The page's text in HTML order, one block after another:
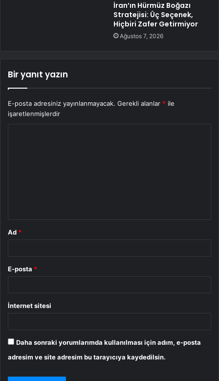
İran’ın Hürmüz Boğazı
Stratejisi: Üç Seçenek,
Hiçbiri Zafer Getirmiyor
Ağustos 7, 2026
Bir yanıt yazın
E-posta adresiniz yayınlanmayacak. Gerekli alanlar * ile
işaretlenmişlerdir
Ad *
E-posta *
İnternet sitesi
Daha sonraki yorumlarımda kullanılması için adım, e-posta
adresim ve site adresim bu tarayıcıya kaydedilsin.